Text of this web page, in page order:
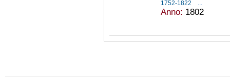
1752-1822
...
Anno: 1802